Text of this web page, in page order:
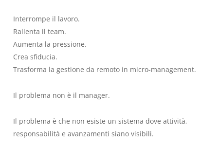
Interrompe il lavoro.
Rallenta il team.
Aumenta la pressione.
Crea sfiducia.
Trasforma la gestione da remoto in micro-management.
Il problema non è il manager.
Il problema è che non esiste un sistema dove attività,
responsabilità e avanzamenti siano visibili.